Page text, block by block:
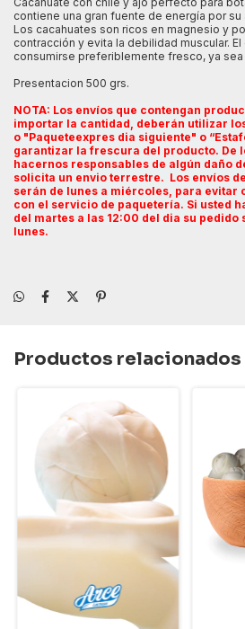
contiene una gran fuente de energía por
Los cacahuates son ricos en magnesio y
contracción y evita la debilidad muscular.
consumirse preferiblemente fresco, ya
Presentacion 500 grs.
NOTA: Los envíos que contengan
importar la cantidad, deberán utilizar
o "Paqueteexpres dia siguiente" o
garantizar la frescura del producto. De
hacernos responsables de algún daño
solicita un envio terrestre. Los envíos
serán de lunes a miércoles, para
con el servicio de paquetería. Si usted
del martes a las 12:00 del dia su pedido
lunes.
Productos relacionados